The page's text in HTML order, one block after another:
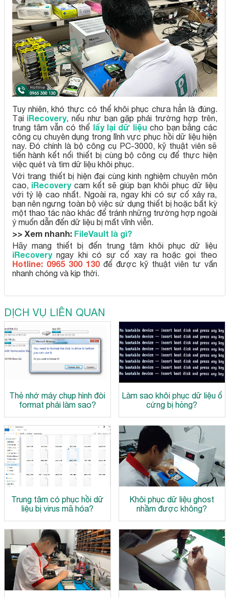
Tuy nhiên, khó thực có thể khôi phục chưa hẳn là đúng.
Tại iRecovery, nếu như bạn gặp phải trường hợp trên,
trung tâm vẫn có thể lấy lại dữ liệu cho bạn bằng các
công cụ chuyên dụng trong lĩnh vực phục hồi dữ liệu hiện
nay. Đó chính là bộ công cụ PC-3000, kỹ thuật viên sẽ
tiến hành kết nối thiết bị cùng bộ công cụ để thực hiện
việc quét và tìm dữ liệu khôi phục.
Với trang thiết bị hiện đại cùng kinh nghiệm chuyên môn
cao, iRecoverycam kết sẽ giúp bạn khôi phục dữ liệu
với tỷ lệ cao nhất. Ngoài ra, ngay khi có sự cố xảy ra,
bạn nên ngưng toàn bộ việc sử dụng thiết bị hoặc bất kỳ
một thao tác nào khác để tránh những trường hợp ngoài
ý muốn dẫn đến dữ liệu bị mất vĩnh viễn.
>> Xem nhanh: FileVault là gì?
Hãy mang thiết bị đến trung tâm khôi phục dữ liệu
iRecovery ngay khi có sự cố xay ra hoặc gọi theo
Hotline: 0965 300 130để được kỹ thuật viên tư vấn
nhanh chóng và kịp thời.
DỊCH VỤ LIÊN QUAN
Thẻ nhớ máy chụp hình đòi
format phải làm sao?
Làm sao khôi phục dữ liệu ổ
cứng bị hỏng?
Trung tâm có phục hồi dữ
liệu bị virus mã hóa?
Khôi phục dữ liệu ghost
nhầm được không?